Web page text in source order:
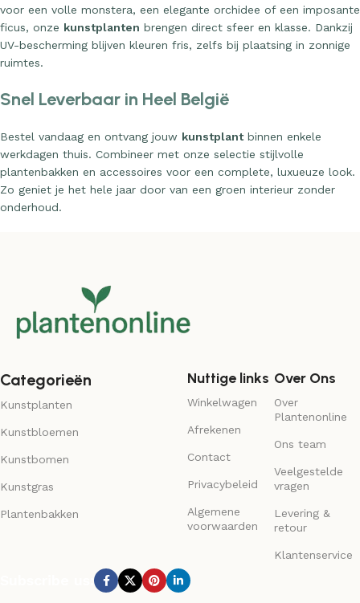
voor een volle monstera, een elegante orchidee of een imposante
ficus, onze kunstplanten brengen direct sfeer en klasse. Dankzij
UV-bescherming blijven kleuren fris, zelfs bij plaatsing in zonnige
ruimtes.
Snel Leverbaar in Heel België
Bestel vandaag en ontvang jouw kunstplantbinnen enkele
werkdagen thuis. Combineer met onze selectie stijlvolle
plantenbakken en accessoires voor een complete, luxueuze look.
Zo geniet je het hele jaar door van een groen interieur zonder
onderhoud.
Categorieën
Kunstplanten
Kunstbloemen
Kunstbomen
Kunstgras
Plantenbakken
Nuttige links
Winkelwagen
Afrekenen
Contact
Privacybeleid
Algemene
voorwaarden
Over Ons
Over
Plantenonline
Ons team
Veelgestelde
vragen
Levering &
retour
Klantenservice